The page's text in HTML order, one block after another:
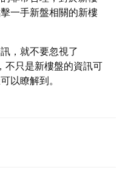
一手新盤相關的新樓
，就不要忽視了
不只是新樓盤的資訊可
以瞭解到。